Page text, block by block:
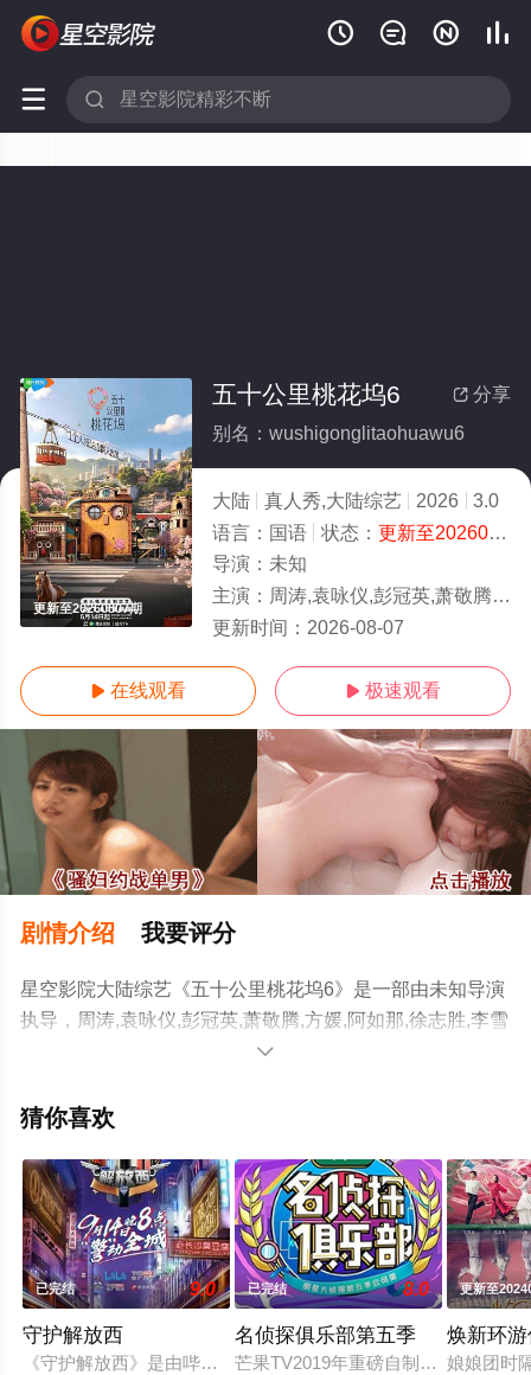
   
 
更新至20260807期
 分享
五十公里桃花坞6
别名：wushigonglitaohuawu6
大陆 真人秀,大陆综艺 2026
3.0
语言： 国语 状态： 更新至20260807期
导演： 未知
主演： 周涛,袁咏仪,彭冠英,萧敬腾,方媛,阿如那,徐志胜,李雪琴,李嘉琦,王
更新时间： 2026-08-07
 在线观看  极速观看
剧情介绍 我要评分
星空影院大陆综艺《五十公里桃花坞6》是一部由未知导演
执导，周涛,袁咏仪,彭冠英,萧敬腾,方媛,阿如那,徐志胜,李雪
琴,李嘉琦,王子奇,滕哲,徐若晗,陈鑫海,庾恩利,贺峻霖等明星
版综艺节目就上星空电影网，更多相关信息可移步至豆瓣

猜你喜欢
已完结 9.0
守护解放西
《守护解放西》是由哔哩哔哩推出的警务纪实观察类真人秀 。
已完结 8.0
名侦探俱乐部第五季
芒果TV2019年重磅自制综艺《明星
更新至
焕新环
娘娘团时